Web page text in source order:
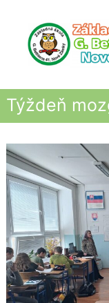
content
Týždeň